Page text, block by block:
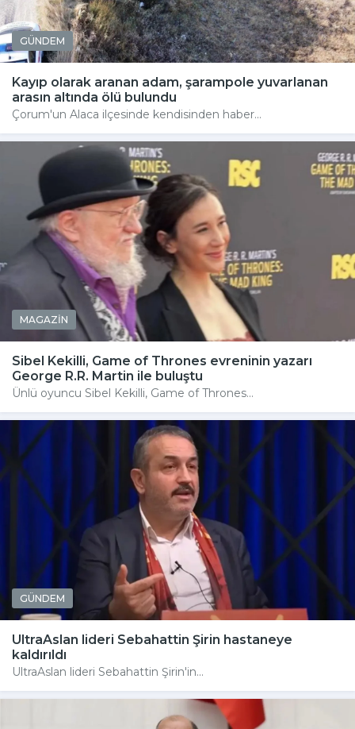
GÜNDEM
Kayıp olarak aranan adam, şarampole yuvarlanan
arasın altında ölü bulundu
Çorum'un Alaca ilçesinde kendisinden haber...
MAGAZİN
Sibel Kekilli, Game of Thrones evreninin yazarı
George R.R. Martin ile buluştu
Ünlü oyuncu Sibel Kekilli, Game of Thrones...
GÜNDEM
UltraAslan lideri Sebahattin Şirin hastaneye
kaldırıldı
UltraAslan lideri Sebahattin Şirin'in...